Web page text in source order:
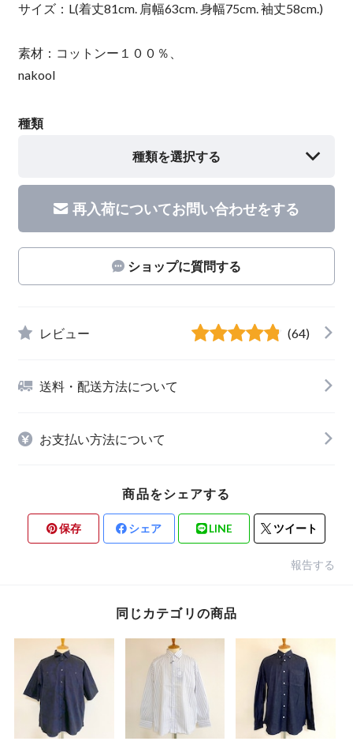
サイズ：L(着丈81cm. 肩幅63cm. 身幅75cm. 袖丈58cm.)
素材：コットンー１００％、
nakool
種類
種類を選択する
再入荷についてお問い合わせをする
ショップに質問する
レビュー (64)
送料・配送方法について
お支払い方法について
商品をシェアする
保存 シェア LINE ツイート
報告する
同じカテゴリの商品